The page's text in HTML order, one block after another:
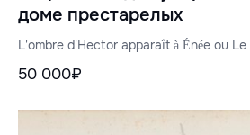
доме престарелых
L'ombre d'Hector apparaît à Énée ou Le
50 000₽